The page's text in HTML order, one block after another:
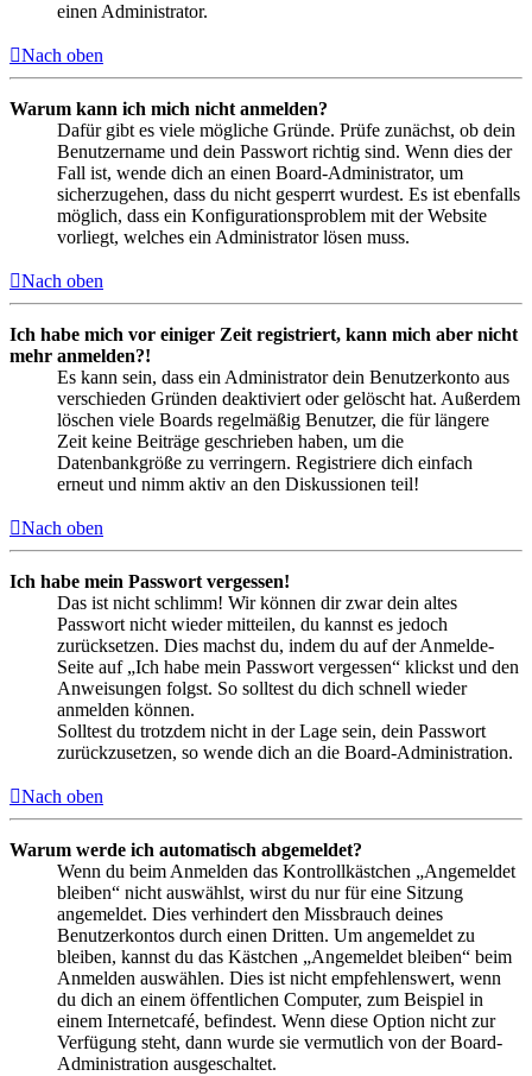
einen Administrator.
Nach oben
Warum kann ich mich nicht anmelden?
Dafür gibt es viele mögliche Gründe. Prüfe zunächst, ob dein
Benutzername und dein Passwort richtig sind. Wenn dies der
Fall ist, wende dich an einen Board-Administrator, um
sicherzugehen, dass du nicht gesperrt wurdest. Es ist ebenfalls
möglich, dass ein Konfigurationsproblem mit der Website
vorliegt, welches ein Administrator lösen muss.
Nach oben
Ich habe mich vor einiger Zeit registriert, kann mich aber nicht
mehr anmelden?!
Es kann sein, dass ein Administrator dein Benutzerkonto aus
verschieden Gründen deaktiviert oder gelöscht hat. Außerdem
löschen viele Boards regelmäßig Benutzer, die für längere
Zeit keine Beiträge geschrieben haben, um die
Datenbankgröße zu verringern. Registriere dich einfach
erneut und nimm aktiv an den Diskussionen teil!
Nach oben
Ich habe mein Passwort vergessen!
Das ist nicht schlimm! Wir können dir zwar dein altes
Passwort nicht wieder mitteilen, du kannst es jedoch
zurücksetzen. Dies machst du, indem du auf der Anmelde-
Seite auf „Ich habe mein Passwort vergessen“ klickst und den
Anweisungen folgst. So solltest du dich schnell wieder
anmelden können.
Solltest du trotzdem nicht in der Lage sein, dein Passwort
zurückzusetzen, so wende dich an die Board-Administration.
Nach oben
Warum werde ich automatisch abgemeldet?
Wenn du beim Anmelden das Kontrollkästchen „Angemeldet
bleiben“ nicht auswählst, wirst du nur für eine Sitzung
angemeldet. Dies verhindert den Missbrauch deines
Benutzerkontos durch einen Dritten. Um angemeldet zu
bleiben, kannst du das Kästchen „Angemeldet bleiben“ beim
Anmelden auswählen. Dies ist nicht empfehlenswert, wenn
du dich an einem öffentlichen Computer, zum Beispiel in
einem Internetcafé, befindest. Wenn diese Option nicht zur
Verfügung steht, dann wurde sie vermutlich von der Board-
Administration ausgeschaltet.